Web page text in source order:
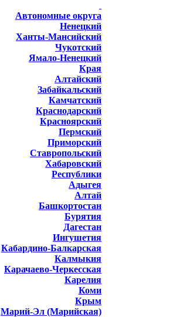
Автономные округа
Ненецкий
Ханты-Мансийский
Чукотский
Ямало-Ненецкий
Края
Алтайский
Забайкальский
Камчатский
Краснодарский
Красноярский
Пермский
Приморский
Ставропольский
Хабаровский
Республики
Адыгея
Алтай
Башкортостан
Бурятия
Дагестан
Ингушетия
Кабардино-Балкарская
Калмыкия
Карачаево-Черкесская
Карелия
Коми
Крым
Марий-Эл (Марийская)